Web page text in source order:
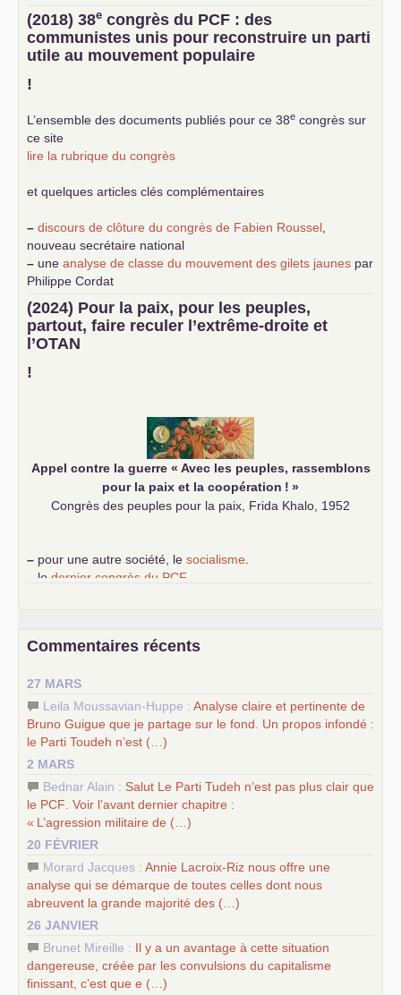
(2018) 38e congrès du PCF : des
communistes unis pour reconstruire un parti
utile au mouvement populaire
!
L’ensemble des documents publiés pour ce 38e congrès sur
ce site
lire la rubrique du congrès
et quelques articles clés complémentaires
– discours de clôture du congrès de Fabien Roussel
nouveau secrétaire national
– une analyse de classe du mouvement des gilets jaunes par
Philippe Cordat
–
un texte de Jean-Claude Delaunay
le marxisme est la
science sociale de notre temps
–un appel proposé aux partis communistes et ouvrier
d’Europe
–
(2024) Pour la paix, pour les peuples,
partout, faire reculer l’extrême-droite et
l’OTAN
!
Appel contre la guerre « Avec les peuples, rassemblons
pour la paix et la coopération ! »
Congrès des peuples pour la paix, Frida Khalo, 1952
– pour une autre société, le socialisme
le dernier congrès du PCF
science sociale de notre temps
d’Europe
–lescinq chantiers pour contribuer au débat sur le projet
communiste
Commentaires récents
27 MARS
Leila Moussavian-Huppe : Analyse claire et pertinente de
Bruno Guigue que je partage sur le fond. Un propos infondé :
le Parti Toudeh n’est (…)
2 MARS
Bednar Alain : Salut Le Parti Tudeh n’est pas plus clair que
le PCF . Voir l’avant dernier chapitre :
« L’agression militaire de (…)
20 FÉVRIER
Morard Jacques : Annie Lacroix-Riz nous offre une
analyse qui se démarque de toutes celles dont nous
abreuvent la grande majorité des (…)
26 JANVIER
Brunet Mireille : Il y a un avantage à cette situation
dangereuse, créée par les convulsions du capitalisme
finissant, c’est que e (…)